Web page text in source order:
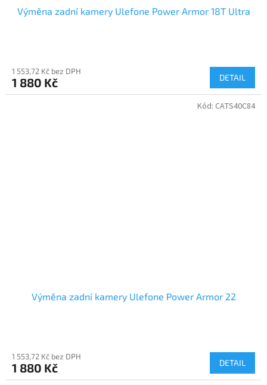
Výměna zadní kamery Ulefone Power Armor 18T Ultra
1 553,72 Kč bez DPH
1 880 Kč DETAIL
Výměna zadní kamery Ulefone Power Armor 22
1 553,72 Kč bez DPH
1 880 Kč DETAIL
Kód: CATS40C84